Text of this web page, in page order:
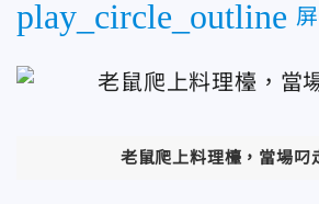
play_circle_outline
老鼠爬上料理檯，當場